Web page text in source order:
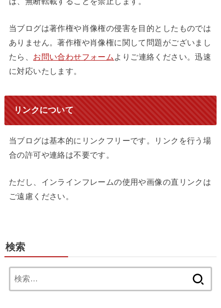
当ブログは著作権や肖像権の侵害を目的としたものでは
ありません。著作権や肖像権に関して問題がございまし
たら、 お問い合わせフォーム よりご連絡ください。迅速
に対応いたします。
リンクについて
当ブログは基本的にリンクフリーです。リンクを行う場
合の許可や連絡は不要です。
ただし、インラインフレームの使用や画像の直リンクは
ご遠慮ください。
検索
索: